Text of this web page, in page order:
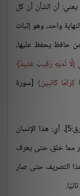
يعني: أن الشأن أن كل
واحد، وهو إثبات
حافظ يحفظ عليها،
لَدَيْهِ رَقِيبٌ عَتِيدٌ
[سورة
[سورة الطارق:5]، أي: هذا الإنسان
مما خلق، حتى يعرف
التصريف حتى صار